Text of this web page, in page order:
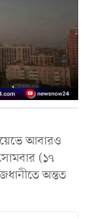
আবারও
(১৭
অন্তত